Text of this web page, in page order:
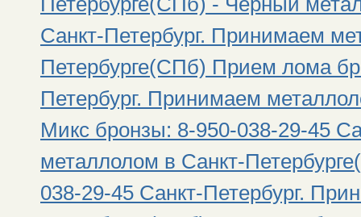
Санкт-Петербург. Принимаем
Петербурге(СПб) Прием лома
Петербург. Принимаем
Микс бронзы: 8-950-038-29-45
металлолом в Санкт-
038-29-45 Санкт-Петербург.